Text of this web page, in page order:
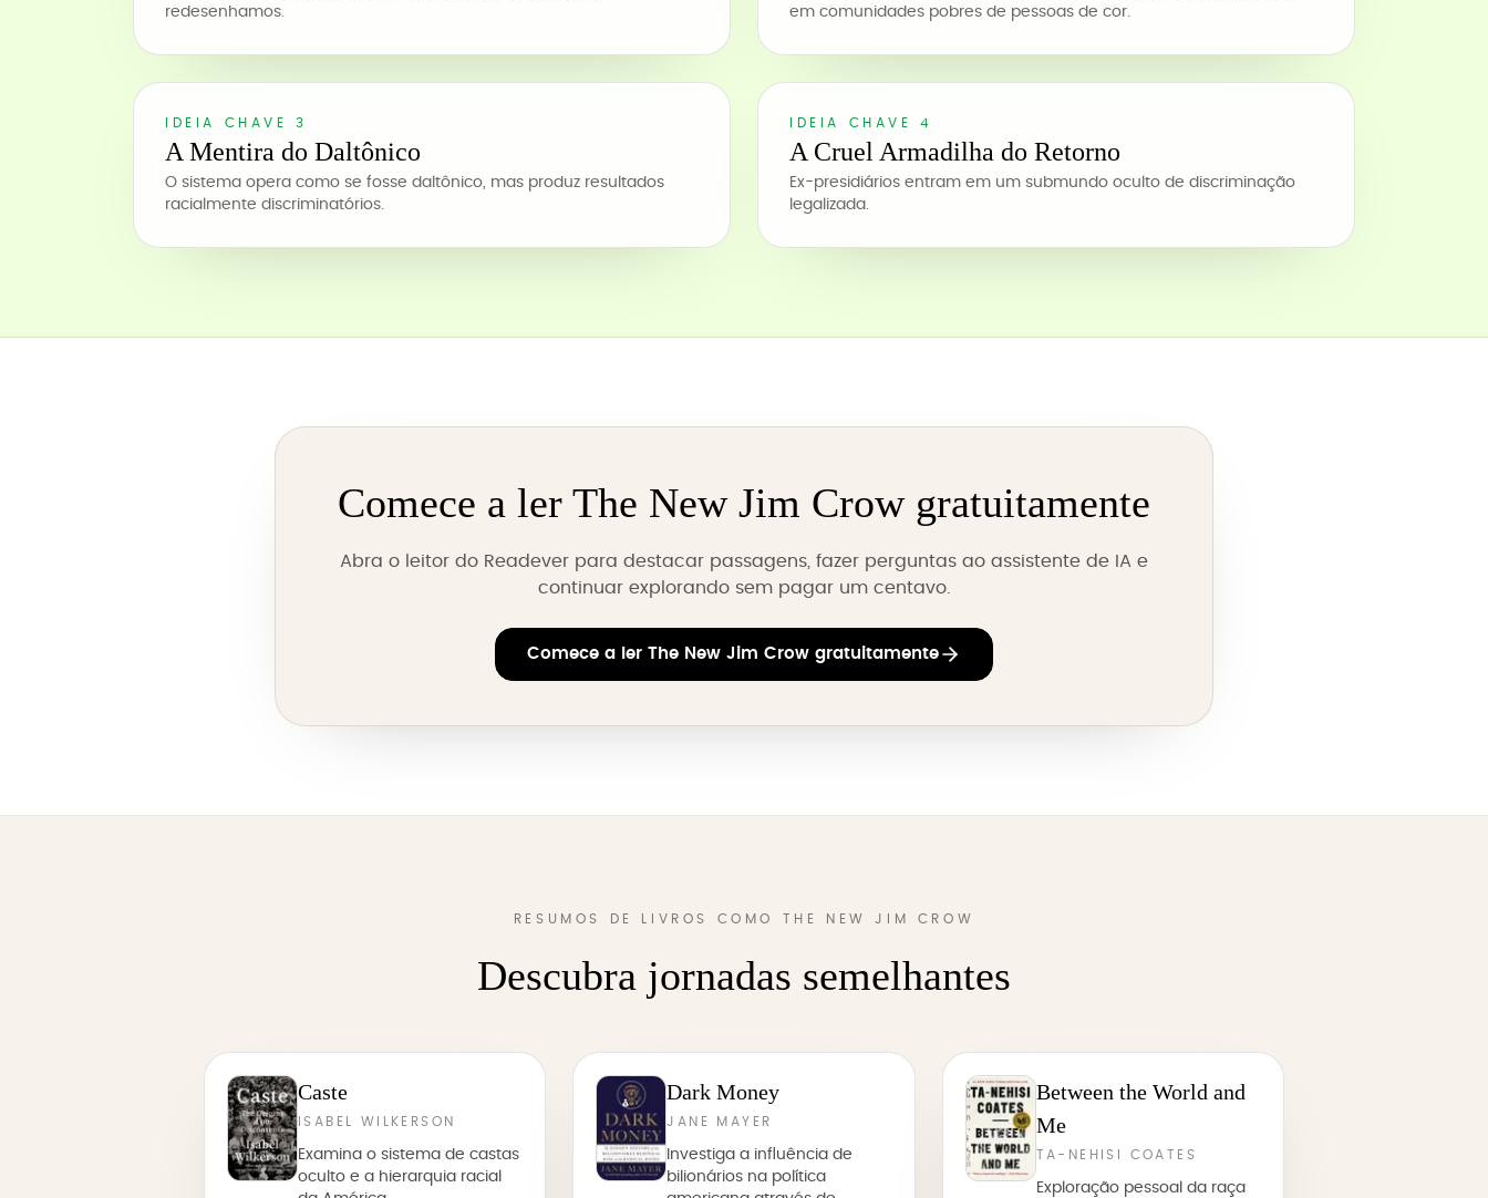
redesenhamos.
em comunidades pobres de pessoas de cor.
IDEIA CHAVE 3
A Mentira do Daltônico
O sistema opera como se fosse daltônico, mas produz resultados
racialmente discriminatórios.
IDEIA CHAVE 4
A Cruel Armadilha do Retorno
Ex-presidiários entram em um submundo oculto de discriminação
legalizada.
Comece a ler The New Jim Crow gratuitamente
Abra o leitor do Readever para destacar passagens, fazer perguntas ao assistente de IA e
continuar explorando sem pagar um centavo.
Comece a ler The New Jim Crow gratuitamente
RESUMOS DE LIVROS COMO THE NEW JIM CROW
Descubra jornadas semelhantes
Caste
ISABEL WILKERSON
Examina o sistema de castas
oculto e a hierarquia racial
Dark Money
JANE MAYER
Investiga a influência de
bilionários na política
Between the World and
Me
TA-NEHISI COATES
Exploração pessoal da raça